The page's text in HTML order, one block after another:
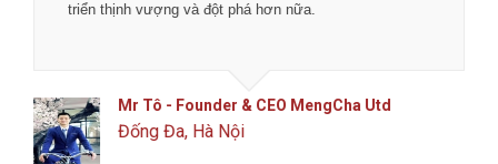
triển thịnh vượng và đột phá hơn nữa.
Mr Tô - Founder & CEO MengCha Utd
Đống Đa, Hà Nội